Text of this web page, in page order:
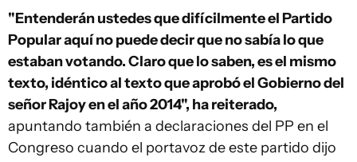
"Entenderán ustedes que difícilmente el Partido
Popular aquí no puede decir que no sabía lo que
estaban votando. Claro que lo saben, es el mismo
texto, idéntico al texto que aprobó el Gobierno del
señor Rajoy en el año 2014", ha reiterado,
apuntando también a declaraciones del PP en el
Congreso cuando el portavoz de este partido dijo